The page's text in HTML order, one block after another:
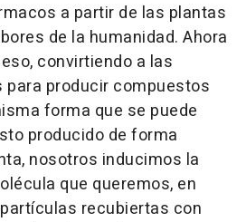
a partir de las plantas
de la humanidad. Ahora
convirtiendo a las
producir compuestos
forma que se puede
producido de forma
nosotros inducimos la
que queremos, en
recubiertas con